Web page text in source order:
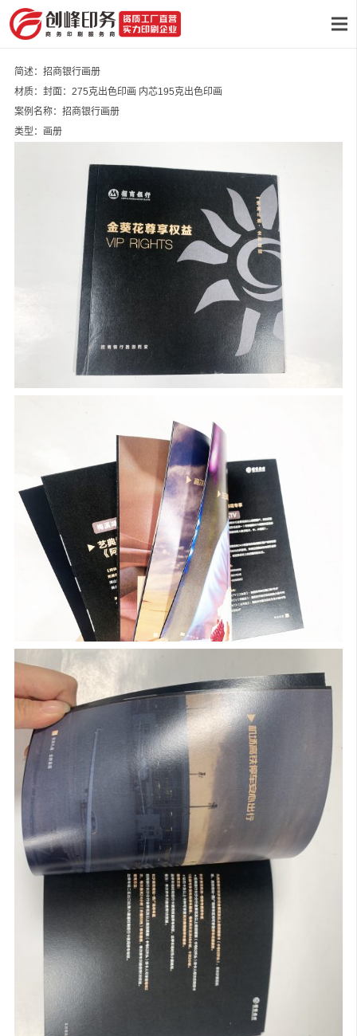
简述：招商银行画册
材质：封面：275克出色印画 内芯195克出色印画
案例名称：招商银行画册
类型：画册